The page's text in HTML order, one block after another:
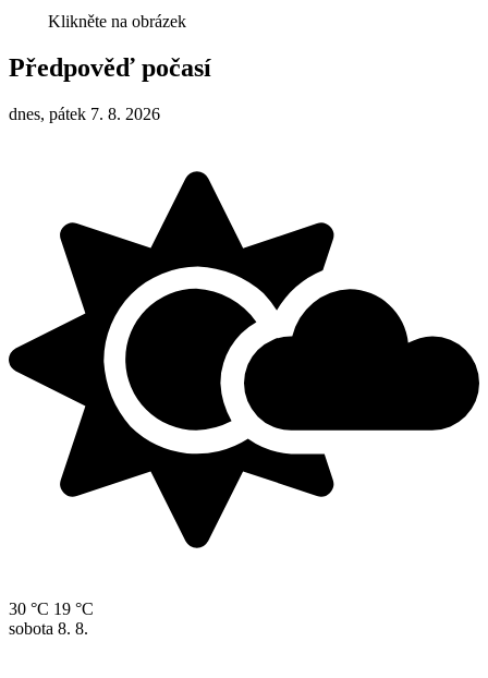
Klikněte na obrázek
Předpověď počasí
dnes, pátek 7. 8. 2026
30 °C 19 °C
sobota 8. 8.